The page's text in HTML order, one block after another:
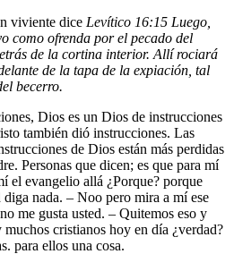
viviente dice Levítico 16:15 Luego,
como ofrenda por el pecado del
de la cortina interior. Allí rociará
de la tapa de la expiación, tal
becerro.
Dios es un Dios de instrucciones
también dió instrucciones. Las
de Dios están más perdidas
Personas que dicen; es que para mí
el evangelio allá ¿Porque? porque
nada. – Noo pero mira a mí ese
me gusta usted. – Quitemos eso y
cristianos hoy en día ¿verdad?
para ellos una cosa.